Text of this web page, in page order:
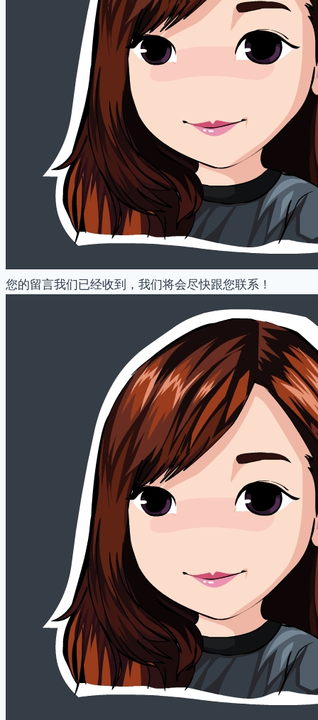
您的留言我们已经收到，我们将会尽快跟您联系！